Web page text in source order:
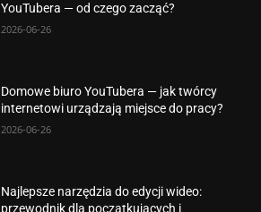
YouTubera — od czego zacząć?
2026-06-26
Domowe biuro YouTubera — jak twórcy
internetowi urządzają miejsce do pracy?
2026-06-26
Najlepsze narzędzia do edycji wideo:
przewodnik dla początkujących i